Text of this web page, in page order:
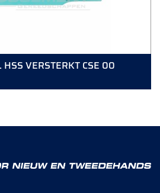
HSS VERSTERKT CSE 00